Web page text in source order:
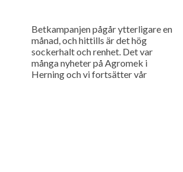
Betkampanjen pågår ytterligare en
månad, och hittills är det hög
sockerhalt och renhet. Det var
många nyheter på Agromek i
Herning och vi fortsätter vår